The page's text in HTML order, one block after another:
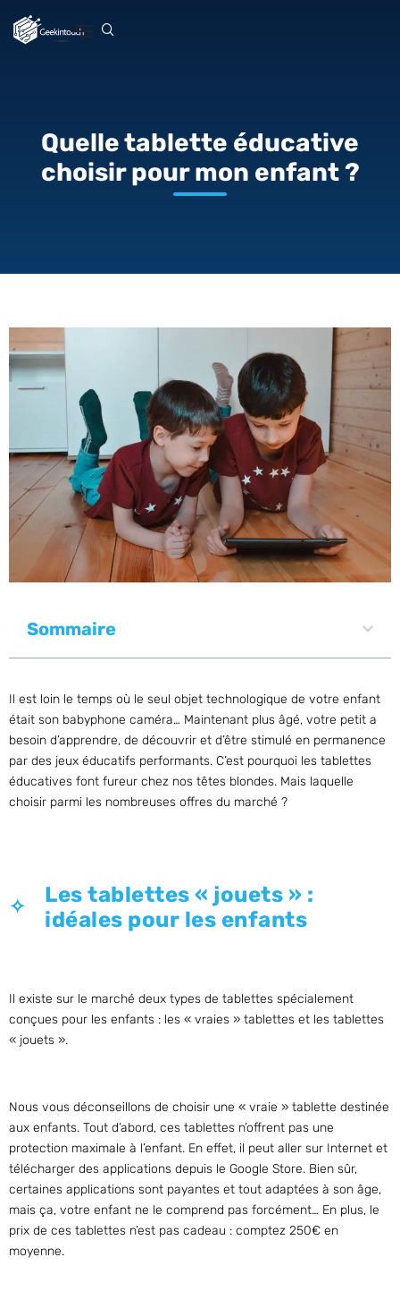
Quelle tablette éducative
choisir pour mon enfant ?
Sommaire
Il est loin le temps où le seul objet technologique de votre enfant
était son babyphone caméra… Maintenant plus âgé, votre petit a
besoin d’apprendre, de découvrir et d’être stimulé en permanence
par des jeux éducatifs performants. C’est pourquoi les tablettes
éducatives font fureur chez nos têtes blondes. Mais laquelle
choisir parmi les nombreuses offres du marché ?
Les tablettes « jouets » :
idéales pour les enfants
Il existe sur le marché deux types de tablettes spécialement
conçues pour les enfants : les « vraies » tablettes et les tablettes
« jouets ».
Nous vous déconseillons de choisir une « vraie » tablette destinée
aux enfants. Tout d’abord, ces tablettes n’offrent pas une
protection maximale à l’enfant. En effet, il peut aller sur Internet et
télécharger des applications depuis le Google Store. Bien sûr,
certaines applications sont payantes et tout adaptées à son âge,
mais ça, votre enfant ne le comprend pas forcément… En plus, le
prix de ces tablettes n’est pas cadeau : comptez 250€ en
moyenne.